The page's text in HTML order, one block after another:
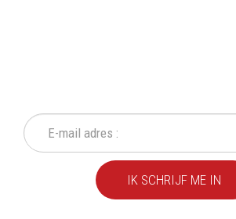
IK SCHRIJF ME IN